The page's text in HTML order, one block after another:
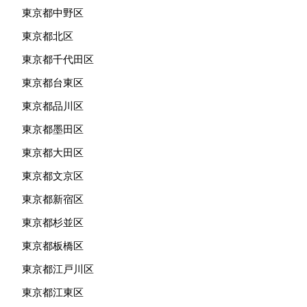
東京都中野区
東京都北区
東京都千代田区
東京都台東区
東京都品川区
東京都墨田区
東京都大田区
東京都文京区
東京都新宿区
東京都杉並区
東京都板橋区
東京都江戸川区
東京都江東区